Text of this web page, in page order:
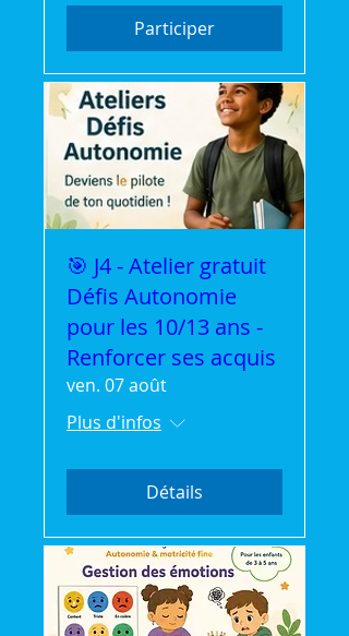
Participer
🎯 J4 - Atelier gratuit
Défis Autonomie
pour les 10/13 ans -
Renforcer ses acquis
ven. 07 août
Plus d'infos
Détails